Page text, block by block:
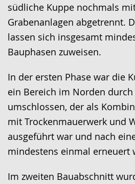
südliche Kuppe nochmals
Grabenanlagen abgetrennt.
lassen sich insgesamt
Bauphasen zuweisen.
In der ersten Phase war die
ein Bereich im Norden durch
umschlossen, der als
mit Trockenmauerwerk und
ausgeführt war und nach
mindestens einmal
Im zweiten Bauabschnitt